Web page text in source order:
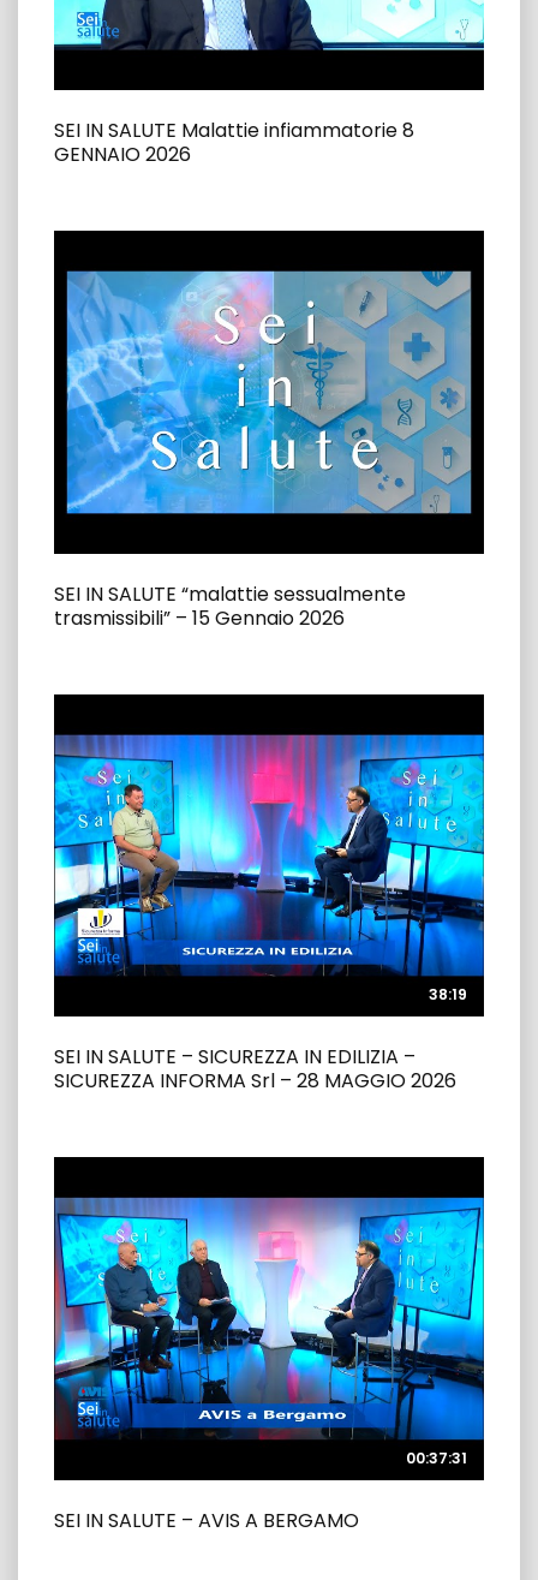
SEI IN SALUTE Malattie infiammatorie 8
GENNAIO 2026
SEI IN SALUTE “malattie sessualmente
trasmissibili” – 15 Gennaio 2026
38:19
38:19
SEI IN SALUTE – SICUREZZA IN EDILIZIA –
SICUREZZA INFORMA Srl – 28 MAGGIO 2026
00:37:31
00:37:31
SEI IN SALUTE – AVIS A BERGAMO